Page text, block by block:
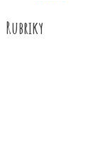
Rubriky